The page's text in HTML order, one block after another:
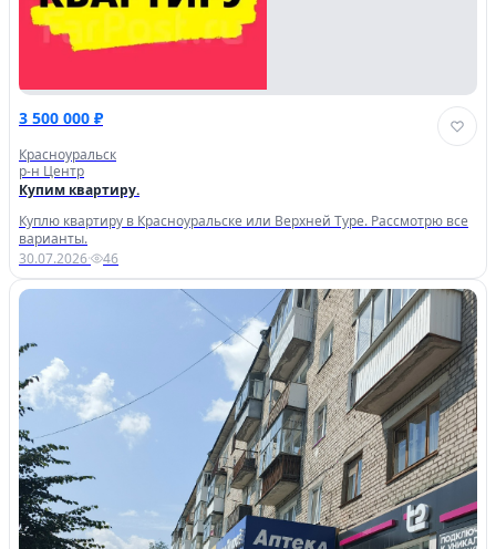
3 500 000 ₽
Красноуральск
р-н Центр
Купим квартиру.
Куплю квартиру в Красноуральске или Верхней Туре. Рассмотрю все
варианты.
30.07.2026· 46